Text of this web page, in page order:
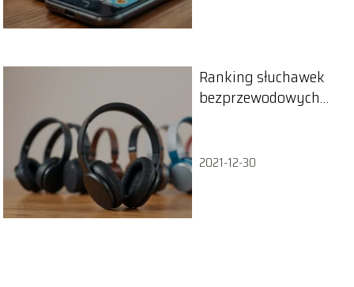
Ranking słuchawek
bezprzewodowych
2021-12-30